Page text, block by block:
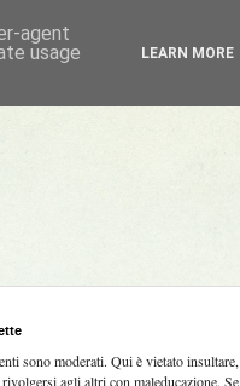
sono moderati. Qui è vietato insultare,
agli altri con maleducazione. Se
agent
usage
LEARN MORE